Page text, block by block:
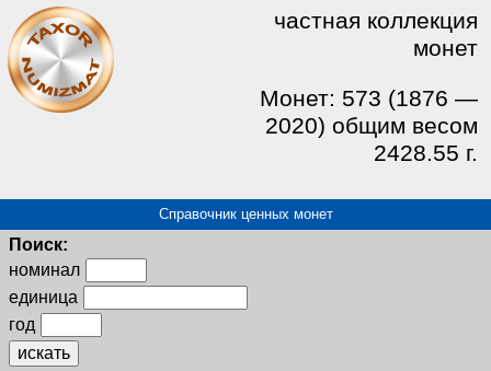
частная коллекция
монет
Монет: 573 (1876 —
2020) общим весом
2428.55 г.
Справочник ценных монет
Поиск:
номинал
единица
год
искать